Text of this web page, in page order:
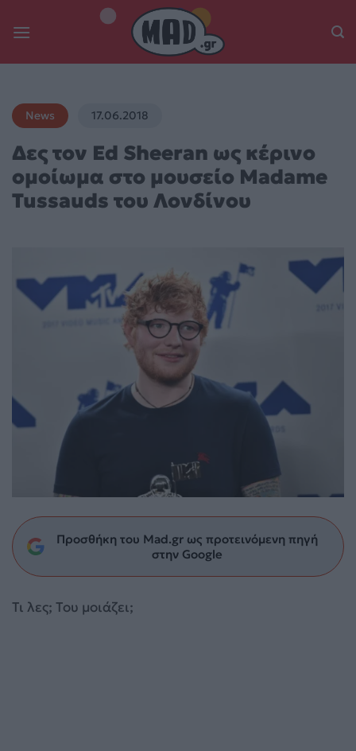
News 17.06.2018
Δες τον Ed Sheeran ως κέρινο
ομοίωμα στο μουσείο Madame
Tussauds του Λονδίνου
Προσθήκη του Mad.gr ως προτεινόμενη πηγή
στην Google
Τι λες; Του μοιάζει;